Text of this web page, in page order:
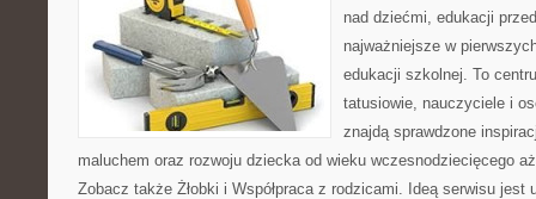
nad dziećmi, edukacji
najważniejsze w
edukacji szkolnej. To
tatusiowie, nauczyciele i
znajdą sprawdzone
maluchem oraz rozwoju dziecka od wieku wczesnodziecięcego
Zobacz także Żłobki i Współpraca z rodzicami. Ideą serwisu jest